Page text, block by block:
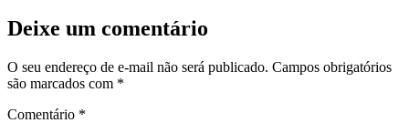
Deixe um comentário
O seu endereço de e-mail não será publicado. Campos obrigatórios
são marcados com *
Comentário *